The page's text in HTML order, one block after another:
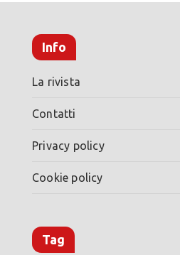
Info
La rivista
Contatti
Privacy policy
Cookie policy
Tag